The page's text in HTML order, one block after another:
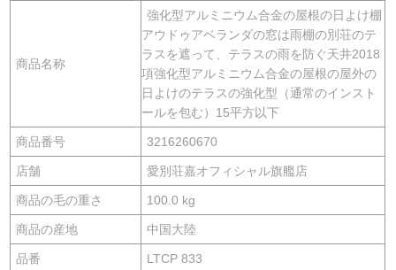
商品名称
強化型アルミニウム合金の屋根の日よけ棚
アウドゥアベランダの窓は雨棚の別荘のテ
ラスを遮って、テラスの雨を防ぐ天井2018
項強化型アルミニウム合金の屋根の屋外の
日よけのテラスの強化型（通常のインスト
ールを包む）15平方以下
商品番号 3216260670
店舗 愛別荘嘉オフィシャル旗艦店
商品の毛の重さ 100.0 kg
商品の産地 中国大陸
品番 LTCP 833